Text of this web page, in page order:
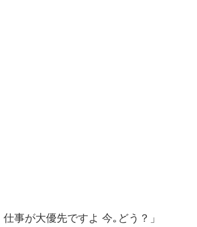
事が大優先ですよ 今｡どう？」